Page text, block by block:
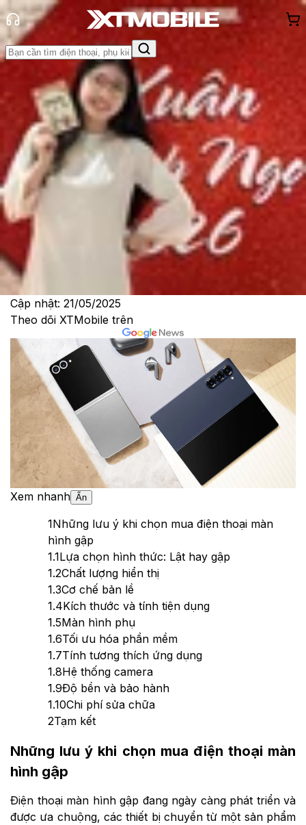
Trang chủ
Tin tức
Tư vấn
Tin MớiĐánh Giá - Trên Tay So SánhTư vấnKhuyến
mãi
Thủ thuậtHỏi đáp App - GameThông báoKhách
hàng - Sự kiện
Những điều cần lưu ý trước khi mua
điện thoại màn hình gập
Lê Thị Huỳnh Như
Ngày đăng:
21/05/2025
Cập nhật: 21/05/2025
Theo dõi XTMobile trên
Xem nhanh Ẩn
1Những lưu ý khi chọn mua điện thoại màn
hình gập
1.1Lựa chọn hình thức: Lật hay gập
1.2Chất lượng hiển thị
1.3Cơ chế bản lề
1.4Kích thước và tính tiện dụng
1.5Màn hình phụ
1.6Tối ưu hóa phần mềm
1.7Tính tương thích ứng dụng
1.8Hệ thống camera
1.9Độ bền và bảo hành
1.10Chi phí sửa chữa
2Tạm kết
Những lưu ý khi chọn mua điện thoại màn
hình gập
Điện thoại màn hình gập đang ngày càng phát triển và
được ưa chuộng, các thiết bị chuyển từ một sản phẩm